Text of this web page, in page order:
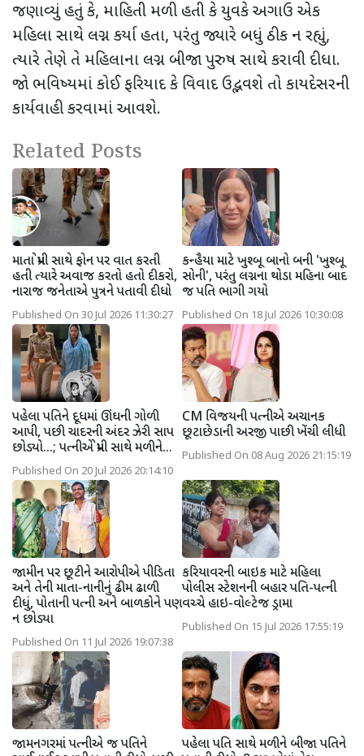
જણાવ્યું હતું કે, માહિતી મળી હતી કે યુવકે અગાઉ એક
મહિલા સાથે લગ્ન કર્યા હતા, પરંતુ જ્યારે બધું ઠીક ન રહ્યું,
ત્યારે તેણે તે મહિલાના લગ્ન બીજા પુરુષ સાથે કરાવી દીધા.
જો ભવિષ્યમાં કોઈ ફરિયાદ કે વિવાદ ઉદ્ભવશે તો કાયદેસરની
કાર્યવાહી કરવામાં આવશે.
Related Posts
માતા પ્રેમી સાથે ફોન પર વાત કરતી
હતી ત્યારે અવાજ કરતો હતો દીકરો,
નારાજ જનેતાએ પુત્રને પતાવી દીધો
Published On 30 Jul 2026 11:30:27
કન્હૈયા માટે ખુશ્બૂ બાનો બની 'ખુશ્બૂ
સોની', પરંતુ લગ્નના થોડા મહિના બાદ
જ પતિ ભાગી ગયો
Published On 18 Jul 2026 10:30:08
પહેલા પતિને દૂધમાં ઊંઘની ગોળી
આપી, પછી ચાદરની અંદર ઝેરી સાપ
છોડ્યો...; પત્નીએ પ્રેમી સાથે મળીને...
Published On 20 Jul 2026 20:14:10
CM વિજયની પત્નીએ અચાનક
છૂટાછેડાની અરજી પાછી ખેંચી લીધી
Published On 08 Aug 2026 21:15:19
જામીન પર છૂટીને આરોપીએ પીડિતા
અને તેની માતા-નાનીનું ઢીમ ઢાળી
દીધું, પોતાની પત્ની અને બાળકોને પણ
ન છોડ્યા
Published On 11 Jul 2026 19:07:38
કરિયાવરની બાઇક માટે મહિલા
પોલીસ સ્ટેશનની બહાર પતિ-પત્ની
વચ્ચે હાઇ-વોલ્ટેજ ડ્રામા
Published On 15 Jul 2026 17:55:19
જામનગરમાં પત્નીએ જ પતિને
પહેલા પતિ સાથે મળીને બીજા પતિને